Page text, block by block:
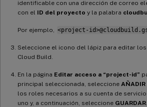
identificable con una dirección de correo
con el ID del proyecto y la palabra
Por ejemplo, <project-
Seleccione el icono del lápiz para editar
Cloud Build.
En la página Editar acceso a “project-id”
principal seleccionada, seleccione AÑADIR
los roles necesarios a su cuenta de
uno y, a continuación, seleccione GUARDAR